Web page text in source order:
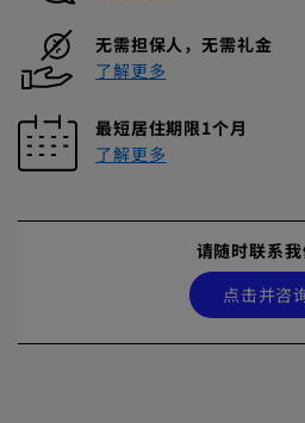
无需担保人，无需礼金
了解更多
最短居住期限1个月
了解更多
请随时联系我
点击并咨